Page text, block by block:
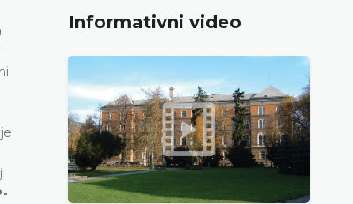
Informativni video